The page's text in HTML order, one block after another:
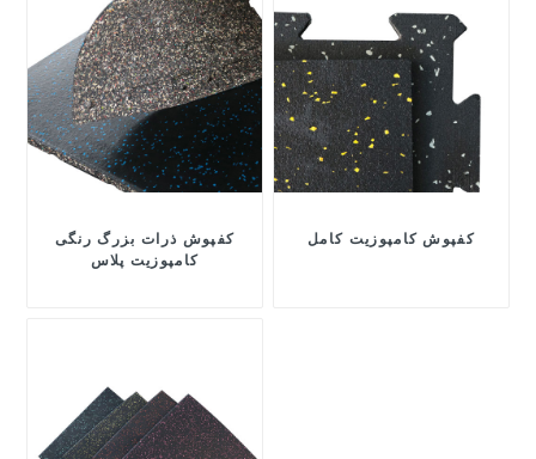
کفپوش ذرات بزرگ رنگی
کامپوزیت پلاس
کفپوش کامپوزیت کامل